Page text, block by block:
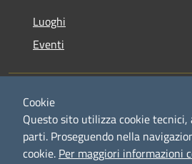
Luoghi
Eventi
RSS
Accessibilità
Cookie
Questo sito utilizza cookie
parti. Proseguendo nella
cookie. Per maggiori informazioni